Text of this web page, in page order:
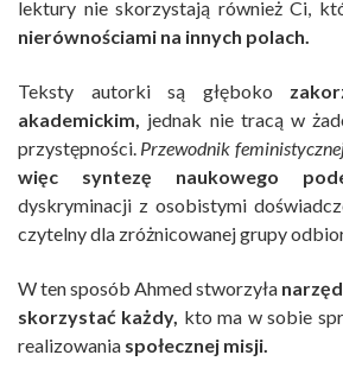
lektury nie skorzystają również Ci,
nierównościami na innych polach.
Teksty autorki są głęboko
akademickim, jednak nie tracą w
przystępności. Przewodnik
więc syntezę naukowego
dyskryminacji z osobistymi
czytelny dla zróżnicowanej grupy
W ten sposób Ahmed stworzyła
skorzystać każdy, kto ma w sobie
realizowania społecznej misji.